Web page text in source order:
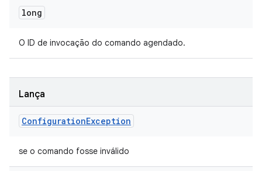
long
O ID de invocação do comando agendado.
Lança
ConfigurationException
se o comando fosse inválido